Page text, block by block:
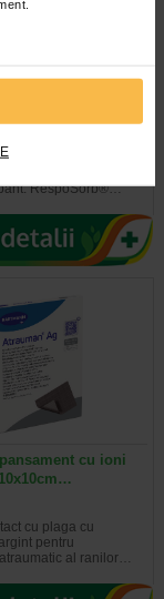
Silicone
bucati
Silicone este un
RespoSorb®…
cu ioni
cu plaga cu
pentru
al ranilor…